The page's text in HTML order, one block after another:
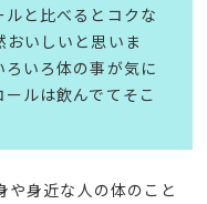
と比べるとコクな
おいしいと思いま
いろ体の事が気に
ルは飲んでてそこ
や身近な人の体のこと